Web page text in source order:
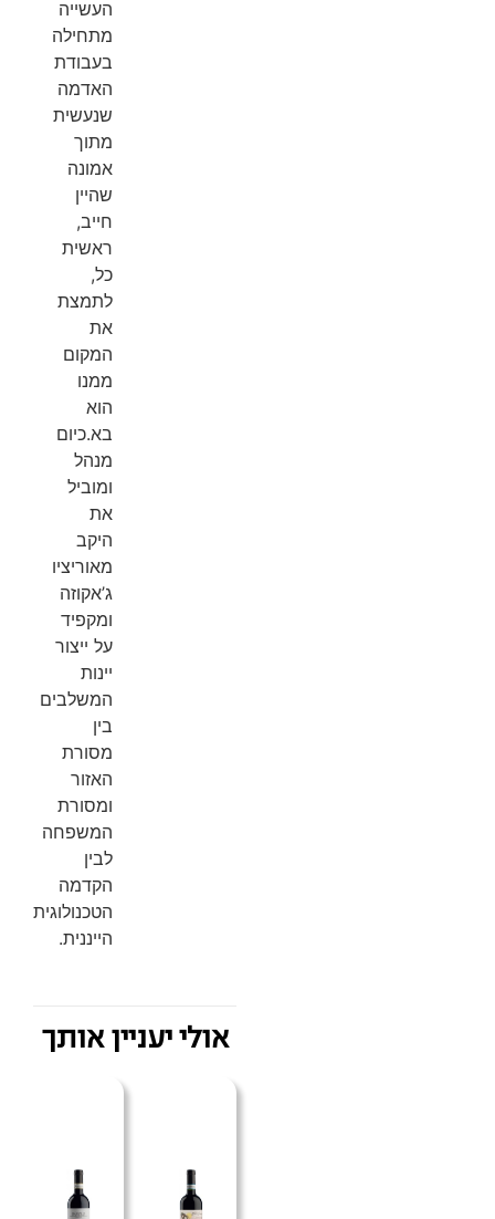
העשייה
מתחילה
בעבודת
האדמה
שנעשית
מתוך
אמונה
שהיין
חייב,
ראשית
כל,
לתמצת
את
המקום
ממנו
הוא
בא.כיום
מנהל
ומוביל
את
היקב
מאוריציו
ג’אקוזה
ומקפיד
על ייצור
יינות
המשלבים
בין
מסורת
האזור
ומסורת
המשפחה
לבין
הקדמה
הטכנולוגית
הייננית.
אולי יעניין אותך